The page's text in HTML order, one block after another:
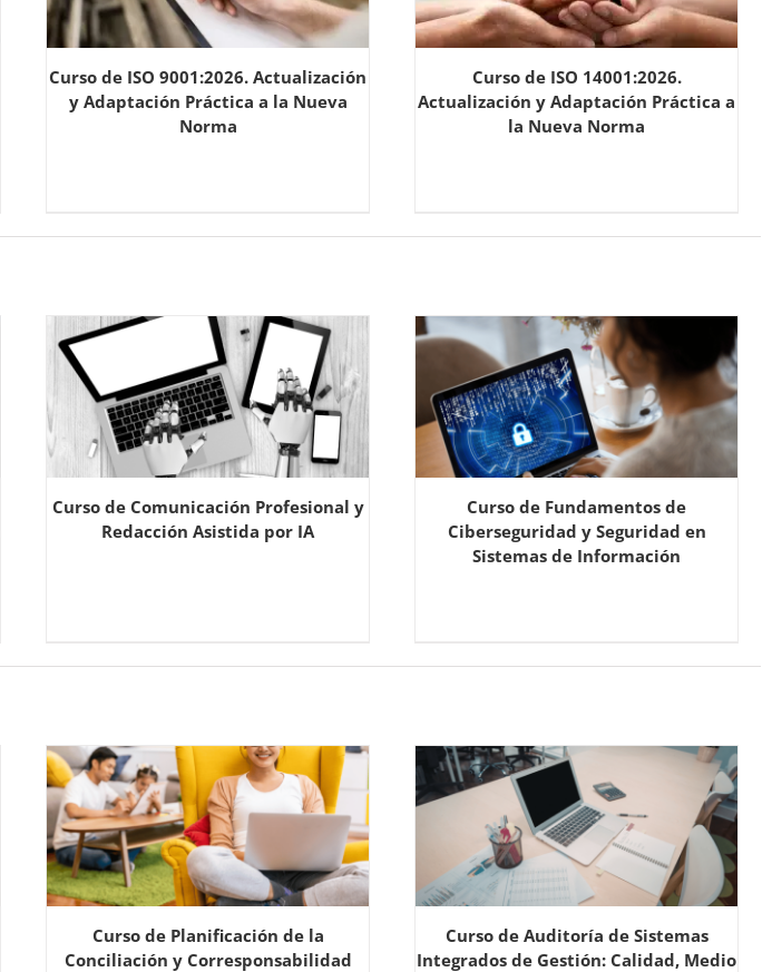
Curso de ISO 9001:2026. Actualización
y Adaptación Práctica a la Nueva
Norma
Curso de ISO 14001:2026.
Actualización y Adaptación Práctica a
la Nueva Norma
Curso de Comunicación Profesional y
Redacción Asistida por IA
Curso de Fundamentos de
Ciberseguridad y Seguridad en
Sistemas de Información
Curso de Planificación de la
Conciliación y Corresponsabilidad
Curso de Auditoría de Sistemas
Integrados de Gestión: Calidad, Medio